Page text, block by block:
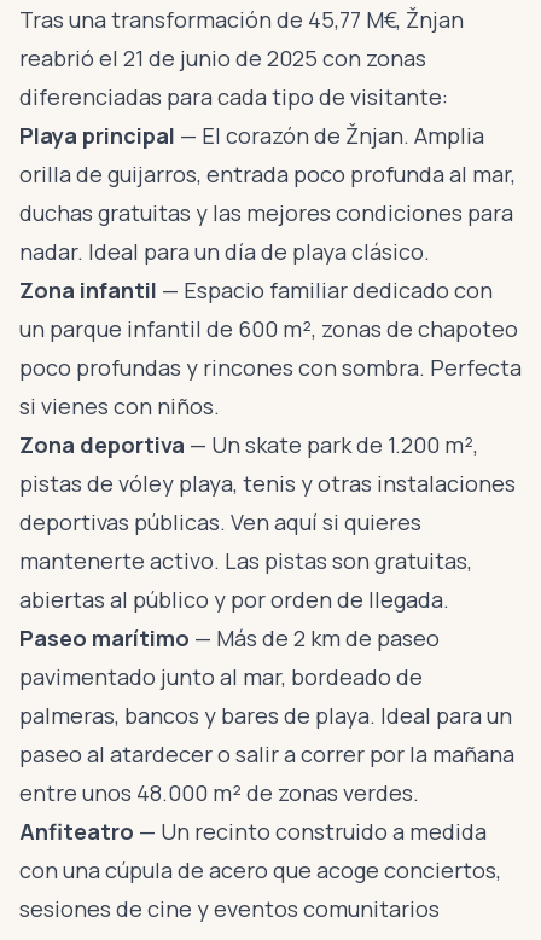
Tras una transformación de 45,77 M€, Žnjan
reabrió el 21 de junio de 2025 con zonas
diferenciadas para cada tipo de visitante:
Playa principal — El corazón de Žnjan. Amplia
orilla de guijarros, entrada poco profunda al mar,
duchas gratuitas y las mejores condiciones para
nadar. Ideal para un día de playa clásico.
Zona infantil — Espacio familiar dedicado con
un parque infantil de 600 m², zonas de chapoteo
poco profundas y rincones con sombra. Perfecta
si vienes con niños.
Zona deportiva — Un skate park de 1.200 m²,
pistas de vóley playa, tenis y otras instalaciones
deportivas públicas. Ven aquí si quieres
mantenerte activo. Las pistas son gratuitas,
abiertas al público y por orden de llegada.
Paseo marítimo — Más de 2 km de paseo
pavimentado junto al mar, bordeado de
palmeras, bancos y bares de playa. Ideal para un
paseo al atardecer o salir a correr por la mañana
entre unos 48.000 m² de zonas verdes.
Anfiteatro — Un recinto construido a medida
con una cúpula de acero que acoge conciertos,
sesiones de cine y eventos comunitarios